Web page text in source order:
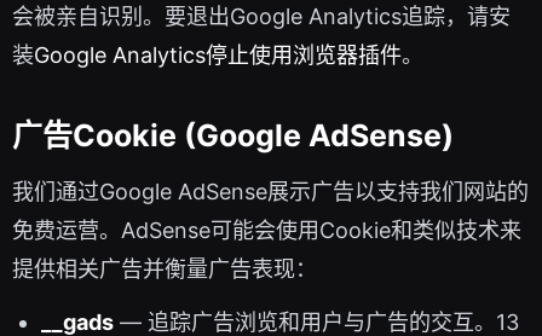
会被亲自识别。要退出Google Analytics追踪，请安
装Google Analytics停止使用浏览器插件。
广告Cookie (Google AdSense)
我们通过Google AdSense展示广告以支持我们网站的
免费运营。AdSense可能会使用Cookie和类似技术来
提供相关广告并衡量广告表现：
__gads — 追踪广告浏览和用户与广告的交互。13